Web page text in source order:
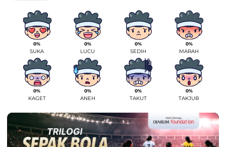
0%
SUKA
0%
LUCU
0%
SEDIH
0%
MARAH
0%
KAGET
0%
ANEH
0%
TAKUT
0%
TAKJUB